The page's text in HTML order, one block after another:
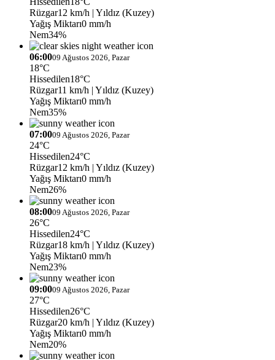
Rüzgar12 km/h | Yıldız (Kuzey)
Yağış Miktarı0 mm/h
Nem34%
06:0009 Ağustos 2026, Pazar
18°C
Hissedilen18°C
Rüzgar11 km/h | Yıldız (Kuzey)
Yağış Miktarı0 mm/h
Nem35%
07:0009 Ağustos 2026, Pazar
24°C
Hissedilen24°C
Rüzgar12 km/h | Yıldız (Kuzey)
Yağış Miktarı0 mm/h
Nem26%
08:0009 Ağustos 2026, Pazar
26°C
Hissedilen24°C
Rüzgar18 km/h | Yıldız (Kuzey)
Yağış Miktarı0 mm/h
Nem23%
09:0009 Ağustos 2026, Pazar
27°C
Hissedilen26°C
Rüzgar20 km/h | Yıldız (Kuzey)
Yağış Miktarı0 mm/h
Nem20%